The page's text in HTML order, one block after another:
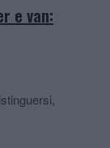
e van: